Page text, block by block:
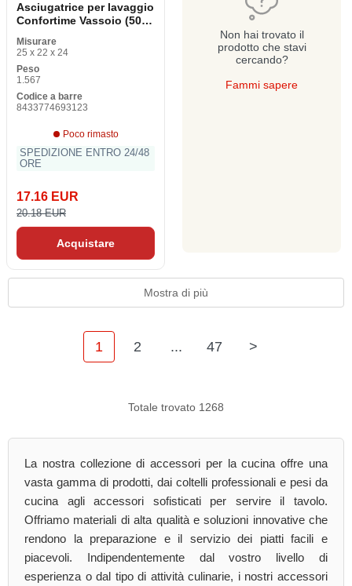
Asciugatrice per lavaggio
Confortime Vassoio (50 x
Misurare
25 x 22 x 24
Peso
1.567
Codice a barre
8433774693123
Poco rimasto
SPEDIZIONE ENTRO 24/48
ORE
17.16 EUR
20.18 EUR
Acquistare
Non hai trovato il
prodotto che stavi
cercando?
Fammi sapere
Mostra di più
1 2 ... 47 >
Totale trovato 1268
La nostra collezione di accessori per la cucina offre una
vasta gamma di prodotti, dai coltelli professionali e pesi da
cucina agli accessori sofisticati per servire il tavolo.
Offriamo materiali di alta qualità e soluzioni innovative che
rendono la preparazione e il servizio dei piatti facili e
piacevoli. Indipendentemente dal vostro livello di
esperienza o dal tipo di attività culinarie, i nostri accessori